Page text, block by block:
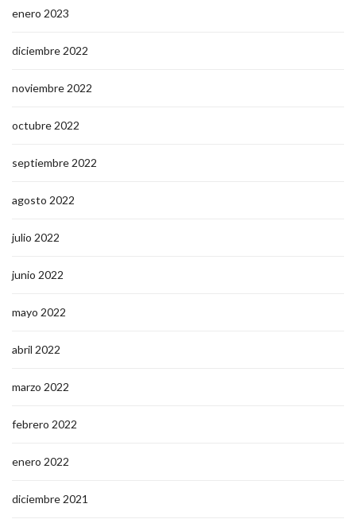
enero 2023
diciembre 2022
noviembre 2022
octubre 2022
septiembre 2022
agosto 2022
julio 2022
junio 2022
mayo 2022
abril 2022
marzo 2022
febrero 2022
enero 2022
diciembre 2021